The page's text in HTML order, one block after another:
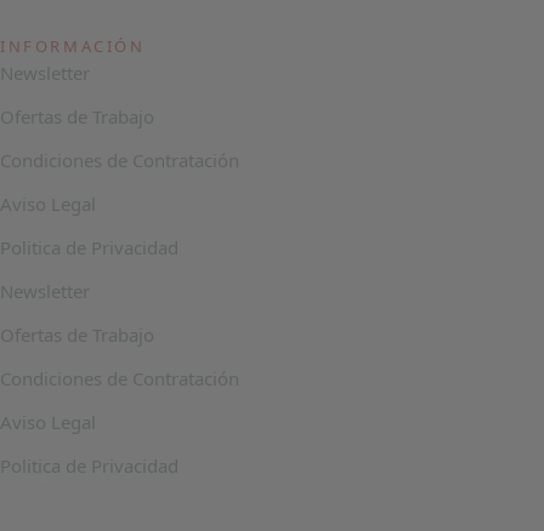
INFORMACIÓN
Newsletter
Ofertas de Trabajo
Condiciones de Contratación
Aviso Legal
Politica de Privacidad
Newsletter
Ofertas de Trabajo
Condiciones de Contratación
Aviso Legal
Politica de Privacidad